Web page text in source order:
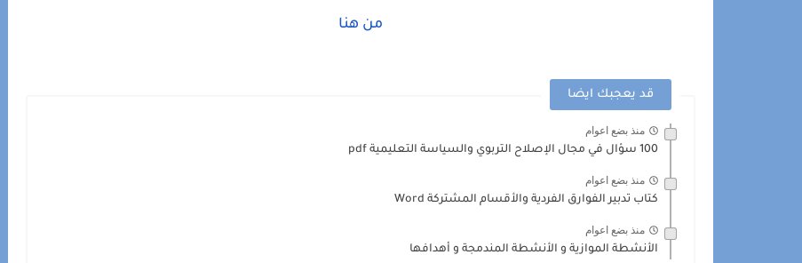
من هنا
قد يعجبك ايضا
منذ بضع اعوام
100 سؤال في مجال الإصلاح التربوي والسياسة التعليمية pdf
منذ بضع اعوام
كتاب تدبير الفوارق الفردية والأقسام المشتركة Word
منذ بضع اعوام
الأنشطة الموازية و الأنشطة المندمجة و أهدافها